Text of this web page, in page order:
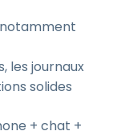
les journaux
solides
+ chat +